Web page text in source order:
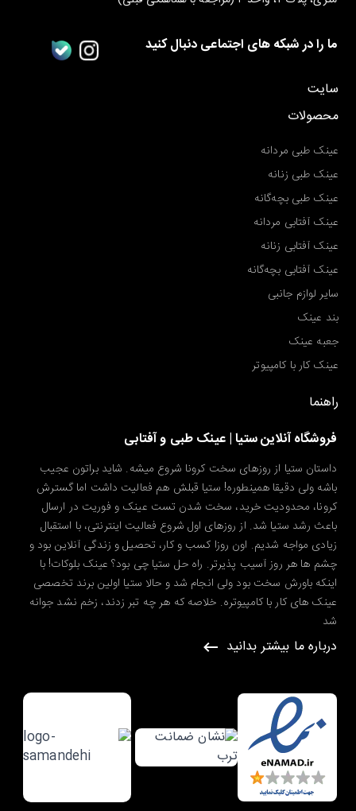
ما را در شبکه های اجتماعی دنبال کنید
سایت
محصولات
عینک طبی مردانه
عینک طبی زنانه
عینک طبی بچه‌گانه
عینک آفتابی مردانه
عینک آفتابی زنانه
عینک آفتابی بچه‌گانه
سایر لوازم جانبی
بند عینک
جعبه عینک
عینک کار با کامپیوتر
راهنما
فروشگاه آنلاین ستیا | عینک طبی و آفتابی
داستان ستیا از روزهای سخت کرونا شروع میشه. شاید براتون عجیب
باشه ولی دقیقا همینطوره! ستیا قبلش هم فعالیت داشت اما گسترش
کرونا، محدودیت خرید، سخت شدن تست عینک و فوریت در ارسال
باعث رشد ستیا شد. از روزهای اول شروع فعالیت اینترنتی، با استقبال
زیادی مواجه شدیم. اون روزا کسب و کار، تحصیل و زندگی آنلاین بود و
چشم ها هر روز آسیب پذیرتر. راه حل ستیا چی بود؟ عینک بلوکات! با
اینکه باورش سخت بود ولی انجام شد و حالا ستیا اولین برند تخصصی
عینک های کار با کامپیوتره. خلاصه که هر چه تبر زدند، زخم نشد جوانه
شد
درباره ما بیشتر بدانید